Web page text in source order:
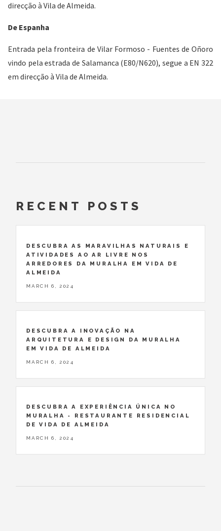
direcção à Vila de Almeida.
De Espanha
Entrada pela fronteira de Vilar Formoso - Fuentes de Oñoro
vindo pela estrada de Salamanca (E80/N620), segue a EN 322
em direcção à Vila de Almeida.
RECENT POSTS
DESCUBRA AS MARAVILHAS NATURAIS E
ATIVIDADES AO AR LIVRE NOS
ARREDORES DA MURALHA EM VIDA DE
ALMEIDA
MARCH 6, 2024
DESCUBRA A INOVAÇÃO NA
ARQUITETURA E DESIGN DA MURALHA
EM VIDA DE ALMEIDA
MARCH 6, 2024
DESCUBRA A EXPERIÊNCIA ÚNICA NO
MURALHA - RESTAURANTE RESIDENCIAL
DE VIDA DE ALMEIDA
MARCH 6, 2024